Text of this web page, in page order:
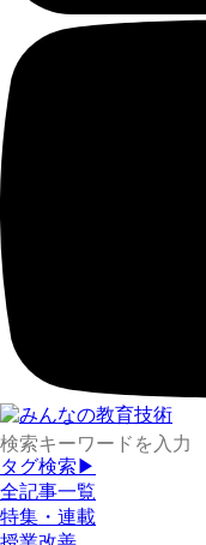
タグ検索▶
全記事一覧
特集・連載